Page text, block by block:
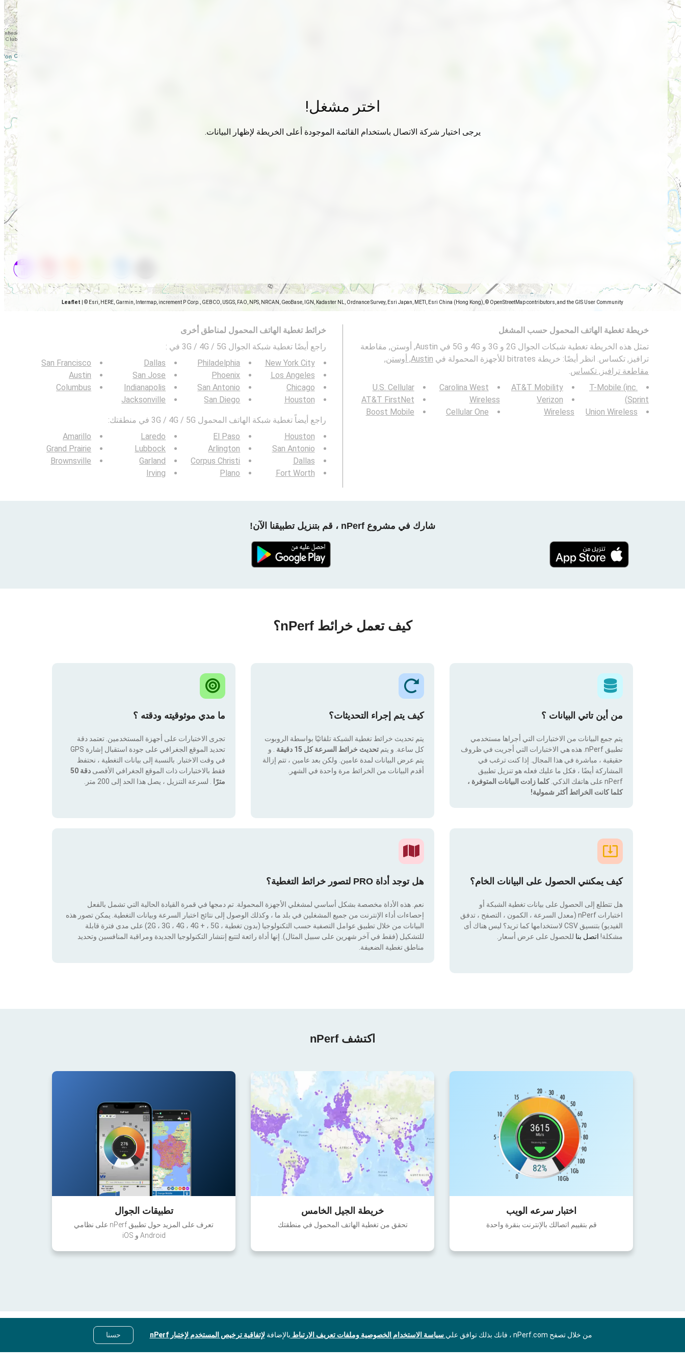
Leaflet © Esri, HERE, Garmin, Intermap, increment P Corp., GEBCO, USGS, FAO, NPS, NRCAN, GeoBase, IGN, Kadaster NL, Ordnance Survey, Esri Japan, METI, Esri China (Hong Kong), © OpenStreetMap contributors, and the GIS User Community
اختر مشغل!
يرجى اختيار شركة الاتصال باستخدام القائمة الموجودة أعلى الخريطة لإظهار البيانات.
خريطة تغطية الهاتف المحمول حسب المشغل
تمثل هذه الخريطة تغطية شبكات الجوال 2G و 3G و 4G و 5G في Austin, أوستن, مقاطعة
ترافيز, تكساس. انظر أيضًا: خريطة bitrates للأجهزة المحمولة في
Austin, أوستن,
مقاطعة ترافيز, تكساس.
T-Mobile (inc.
Sprint)
Union Wireless
AT&T Mobility
Verizon
Wireless
Carolina West
Wireless
Cellular One
U.S. Cellular
AT&T FirstNet
Boost Mobile
خرائط تغطية الهاتف المحمول لمناطق أخرى
راجع أيضًا تغطية شبكة الجوال 3G / 4G / 5G في
:
New York City
Los Angeles
Chicago
Houston
Philadelphia
Phoenix
San Antonio
San Diego
Dallas
San Jose
Indianapolis
Jacksonville
San Francisco
Austin
Columbus
راجع أيضاً تغطية شبكة الهاتف المحمول 3G / 4G / 5G في منطقتك:
Houston
San Antonio
Dallas
Fort Worth
El Paso
Arlington
Corpus Christi
Plano
Laredo
Lubbock
Garland
Irving
Amarillo
Grand Prairie
Brownsville
شارك في مشروع nPerf ، قم بتنزيل تطبيقنا الآن!
كيف تعمل خرائط nPerf؟
من أين تاتي البيانات ؟
يتم جمع البيانات من الاختبارات التي أجراها مستخدمي
تطبيق nPerf. هذه هي الاختبارات التي أجريت في ظروف
حقيقية ، مباشرة في هذا المجال. إذا كنت ترغب في
المشاركة أيضًا ، فكل ما عليك فعله هو تنزيل تطبيق
nPerf على هاتفك الذكي.
كلما زادت البيانات المتوفرة ،
كلما كانت الخرائط أكثر شمولية!
كيف يتم إجراء التحديثات؟
يتم تحديث خرائط تغطية الشبكة تلقائيًا بواسطة الروبوت
كل ساعة. و يتم تحديث خرائط السرعة كل 15 دقيقة
. و
يتم عرض البيانات لمدة عامين. ولكن بعد عامين ، تتم إزالة
أقدم البيانات من الخرائط مرة واحدة في الشهر.
ما مدي موثوقيته ودقته ؟
تجرى الاختبارات على أجهزة المستخدمين. تعتمد دقة
تحديد الموقع الجغرافي على جودة استقبال إشارة GPS
في وقت الاختبار. بالنسبة إلى بيانات التغطية ، نحتفظ
فقط بالاختبارات ذات الموقع الجغرافي الأقصى
دقة 50
مترًا
. لسرعة التنزيل ، يصل هذا الحد إلى 200 متر.
كيف يمكنني الحصول على البيانات الخام؟
هل تتطلع إلى الحصول على بيانات تغطية الشبكة أو
اختبارات nPerf (معدل السرعة ، الكمون ، التصفح ، تدفق
الفيديو) بتنسيق CSV لاستخدامها كما تريد؟ ليس هناك أى
مشكلة! اتصل بنا للحصول على عرض أسعار.
هل توجد أداة PRO لتصور خرائط التغطية؟
نعم. هذه الأداة مخصصة بشكل أساسي لمشغلي الأجهزة المحمولة. تم دمجها في قمرة القيادة الحالية التي تشمل بالفعل
إحصاءات أداء الإنترنت من جميع المشغلين في بلد ما ، وكذلك الوصول إلى نتائج اختبار السرعة وبيانات التغطية. يمكن تصور هذه
البيانات من خلال تطبيق عوامل التصفية حسب التكنولوجيا (بدون تغطية ، 2G ، 3G ، 4G ، 4G + ، 5G) على مدى فترة قابلة
للتشكيل (فقط في آخر شهرين على سبيل المثال). إنها أداة رائعة لتتبع إنتشار التكنولوجيا الجديدة ومراقبة المنافسين وتحديد
مناطق تغطية الضعيفة.
اكتشف nPerf
اختبار سرعه الويب
قم بتقييم اتصالك بالإنترنت بنقرة واحدة
خريطة الجيل الخامس
تحقق من تغطية الهاتف المحمول في منطقتك
تطبيقات الجوال
تعرف على المزيد حول تطبيق nPerf على نظامي
Android و iOS
من خلال تصفح nPerf.com ، فانك بذلك توافق علي سياسة الاستخدام الخصوصية وملفات تعريف الارتباط بالإضافةلإتفاقية ترخيص المستخدم لإختبار nPerf حسنا